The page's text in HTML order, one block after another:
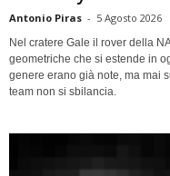
Antonio Piras - 5 Agosto 2026
Nel cratere Gale il rover della
geometriche che si estende in
genere erano già note, ma mai
team non si sbilancia.